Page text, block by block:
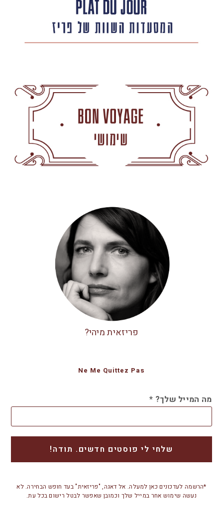
פריזאית מיהי?
Ne Me Quittez Pas
מה המייל שלך? *
*הרשמה לעדכונים כאן למעלה. אל דאגה, "פריזאית" בעד חופש הבחירה. לא
נעשה שימוש אחר במייל שלך וכמובן שאפשר לבטל רישום בכל עת.